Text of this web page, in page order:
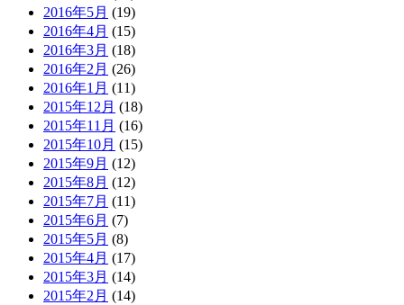
2016年5月 (19)
2016年4月 (15)
2016年3月 (18)
2016年2月 (26)
2016年1月 (11)
2015年12月 (18)
2015年11月 (16)
2015年10月 (15)
2015年9月 (12)
2015年8月 (12)
2015年7月 (11)
2015年6月 (7)
2015年5月 (8)
2015年4月 (17)
2015年3月 (14)
2015年2月 (14)